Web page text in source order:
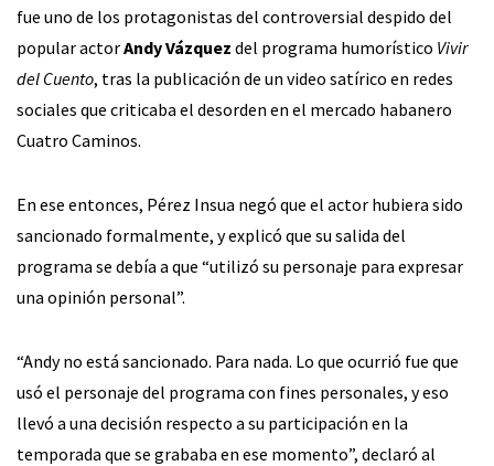
fue uno de los protagonistas del controversial despido del
popular actorAndy Vázquez del programa humorístico Vivir
del Cuento, tras la publicación de un video satírico en redes
sociales que criticaba el desorden en el mercado habanero
Cuatro Caminos.
En ese entonces, Pérez Insua negó que el actor hubiera sido
sancionado formalmente, y explicó que su salida del
programa se debía a que “utilizó su personaje para expresar
una opinión personal”.
“Andy no está sancionado. Para nada. Lo que ocurrió fue que
usó el personaje del programa con fines personales, y eso
llevó a una decisión respecto a su participación en la
temporada que se grababa en ese momento”, declaró al